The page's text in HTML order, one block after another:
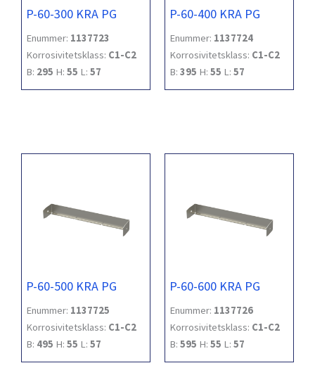
P-60-300 KRA PG
Enummer: 1137723
Korrosivitetsklass: C1-C2
B: 295 H: 55 L: 57
P-60-400 KRA PG
Enummer: 1137724
Korrosivitetsklass: C1-C2
B: 395 H: 55 L: 57
P-60-500 KRA PG
Enummer: 1137725
Korrosivitetsklass: C1-C2
B: 495 H: 55 L: 57
P-60-600 KRA PG
Enummer: 1137726
Korrosivitetsklass: C1-C2
B: 595 H: 55 L: 57